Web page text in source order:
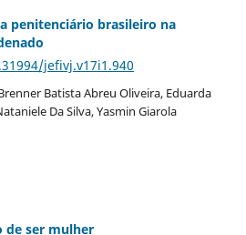
penitenciário brasileiro na
jefivj.v17i1.940
Batista Abreu Oliveira, Eduarda
Da Silva, Yasmin Giarola
de ser mulher